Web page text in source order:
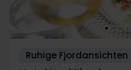
Ruhige Fjordansichten